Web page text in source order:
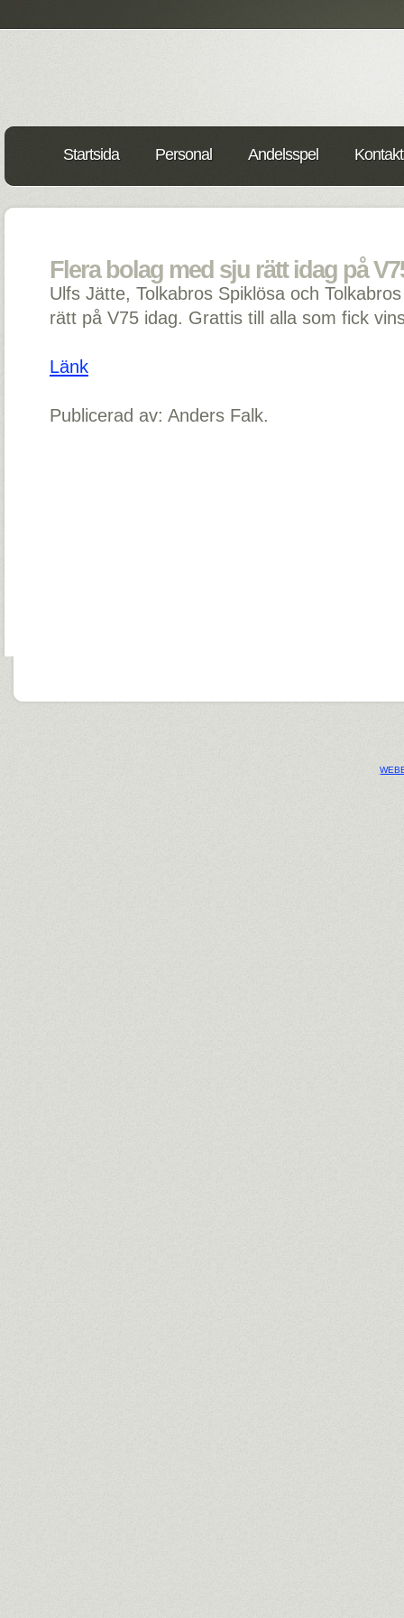
Startsida Personal Andelsspel
Flera bolag med sju rätt idag på
Ulfs Jätte, Tolkabros Spiklösa och
rätt på V75 idag. Grattis till alla som fick
Länk
Publicerad av: Anders Falk.